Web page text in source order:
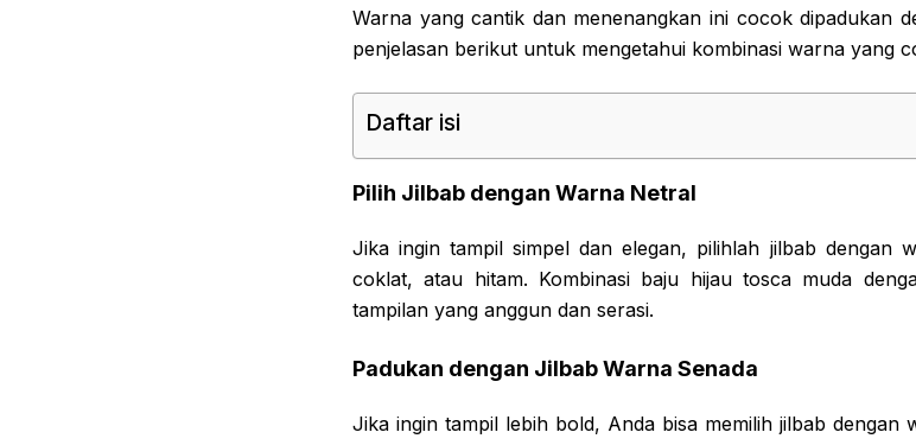
Warna yang cantik dan menenangkan ini cocok dipadukan
penjelasan berikut untuk mengetahui kombinasi warna yang
Daftar isi
Pilih Jilbab dengan Warna Netral
Jika ingin tampil simpel dan elegan, pilihlah jilbab dengan
coklat, atau hitam. Kombinasi baju hijau tosca muda
tampilan yang anggun dan serasi.
Padukan dengan Jilbab Warna Senada
Jika ingin tampil lebih bold, Anda bisa memilih jilbab dengan